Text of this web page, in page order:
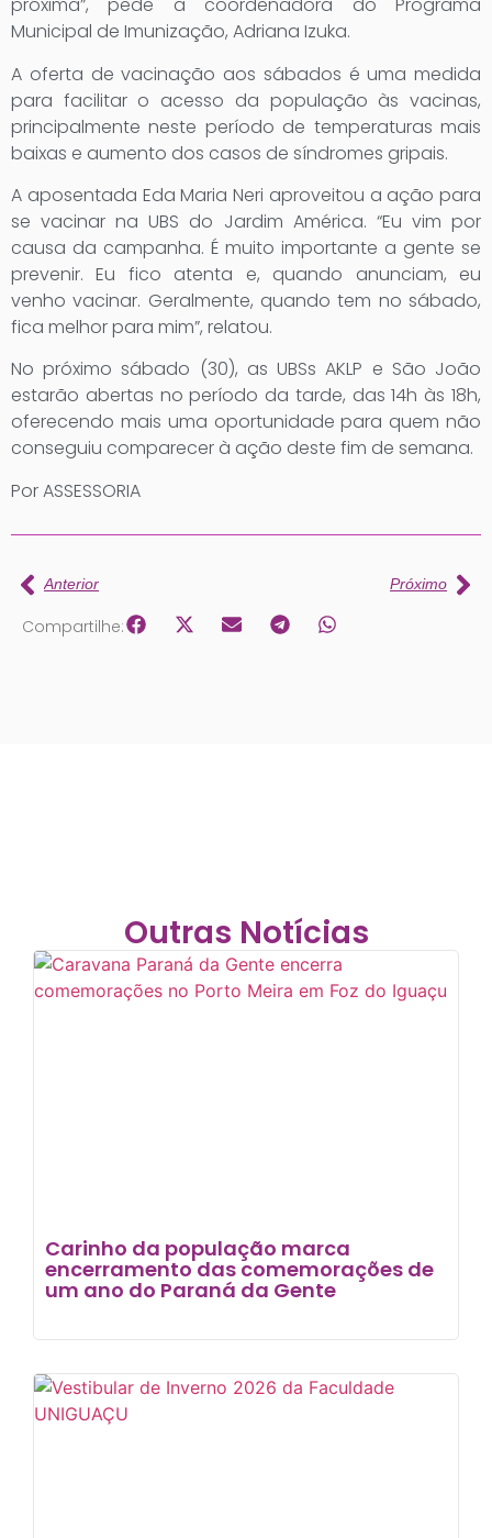
próxima”, pede a coordenadora do Programa
Municipal de Imunização, Adriana Izuka.
A oferta de vacinação aos sábados é uma medida
para facilitar o acesso da população às vacinas,
principalmente neste período de temperaturas mais
baixas e aumento dos casos de síndromes gripais.
A aposentada Eda Maria Neri aproveitou a ação para
se vacinar na UBS do Jardim América. “Eu vim por
causa da campanha. É muito importante a gente se
prevenir. Eu fico atenta e, quando anunciam, eu
venho vacinar. Geralmente, quando tem no sábado,
fica melhor para mim”, relatou.
No próximo sábado (30), as UBSs AKLP e São João
estarão abertas no período da tarde, das 14h às 18h,
oferecendo mais uma oportunidade para quem não
conseguiu comparecer à ação deste fim de semana.
Por ASSESSORIA
Anterior Próximo
Compartilhe:
Outras Notícias
Carinho da população marca
encerramento das comemorações de
um ano do Paraná da Gente